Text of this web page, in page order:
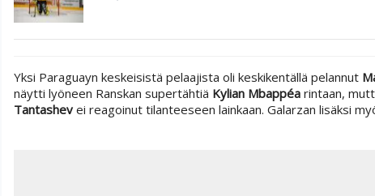
Yksi Paraguayn keskeisistä pelaajista oli keskikentällä pelannut
näytti lyöneen Ranskan supertähtiä Kylian Mbappéa rintaan,
Tantashev ei reagoinut tilanteeseen lainkaan. Galarzan lisäksi